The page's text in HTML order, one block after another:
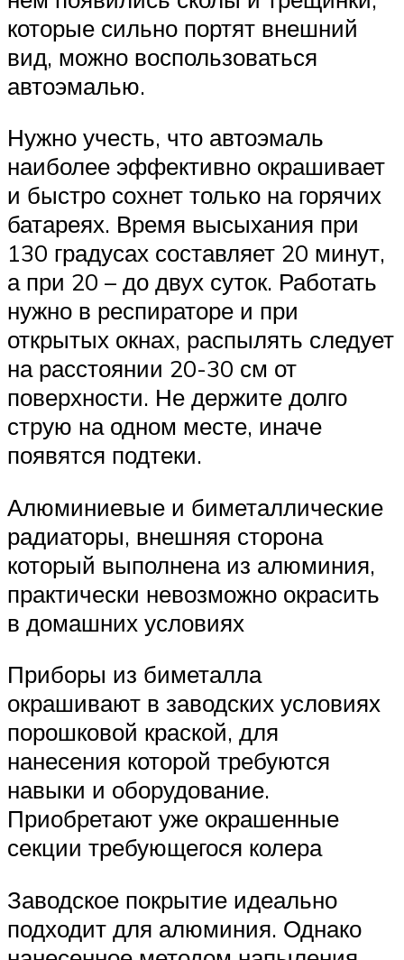
которые сильно портят внешний
вид, можно воспользоваться
автоэмалью.
Нужно учесть, что автоэмаль
наиболее эффективно окрашивает
и быстро сохнет только на горячих
батареях. Время высыхания при
130 градусах составляет 20 минут,
а при 20 – до двух суток. Работать
нужно в респираторе и при
открытых окнах, распылять следует
на расстоянии 20-30 см от
поверхности. Не держите долго
струю на одном месте, иначе
появятся подтеки.
Алюминиевые и биметаллические
радиаторы, внешняя сторона
который выполнена из алюминия,
практически невозможно окрасить
в домашних условиях
Приборы из биметалла
окрашивают в заводских условиях
порошковой краской, для
нанесения которой требуются
навыки и оборудование.
Приобретают уже окрашенные
секции требующегося колера
Заводское покрытие идеально
подходит для алюминия. Однако